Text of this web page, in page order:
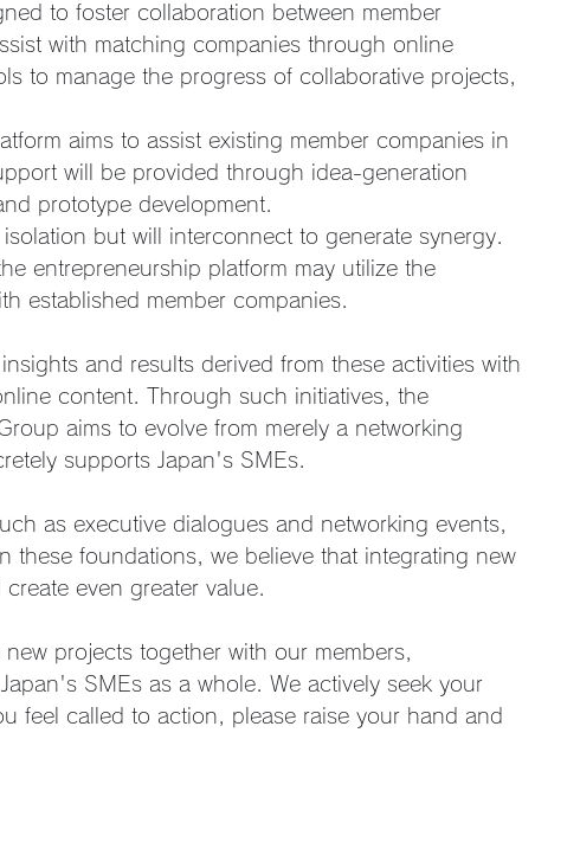
to foster collaboration between member
with matching companies through online
to manage the progress of collaborative projects,
aims to assist existing member companies in
will be provided through idea-generation
prototype development.
but will interconnect to generate synergy.
entrepreneurship platform may utilize the
established member companies.
and results derived from these activities with
content. Through such initiatives, the
aims to evolve from merely a networking
supports Japan's SMEs.
as executive dialogues and networking events,
these foundations, we believe that integrating new
even greater value.
projects together with our members,
SMEs as a whole. We actively seek your
feel called to action, please raise your hand and